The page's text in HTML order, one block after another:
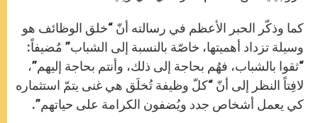
كما وذكّر الحبر الأعظم في رسالته أنّ “خلق الوظائف هو
وسيلة تزداد أهميتها، خاصّة بالنسبة إلى الشباب” مُضيفاً:
“ثقوا بالشباب، فهُم بحاجة إلى ذلك، وأنتم بحاجة إليهم”،
لافِتاً النظر إلى أنّ “كلّ وظيفة تُخلَق هي غنى يتمّ استثماره
كي يعمل أشخاص جدد ويُضفون الكرامة على حياتهم”.